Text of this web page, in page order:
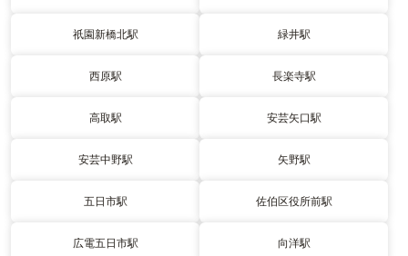
祇園新橋北駅 緑井駅
西原駅 長楽寺駅
高取駅 安芸矢口駅
安芸中野駅 矢野駅
五日市駅 佐伯区役所前駅
広電五日市駅 向洋駅